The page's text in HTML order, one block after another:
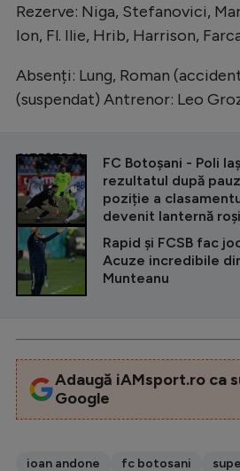
Rezerve: Niga, Stefanovici,
Ion, Fl. Ilie, Hrib, Harrison,
Absenți: Lung, Roman
(suspendat) Antrenor: Leo
CITEȘTE ȘI
FC Botoșani - Poli
rezultatul după
poziție a
devenit lanternă
Rapid și FCSB fac
Acuze incredibile
Munteanu
Adaugă iAMsport.ro ca
Google
ioan andone fc botosani